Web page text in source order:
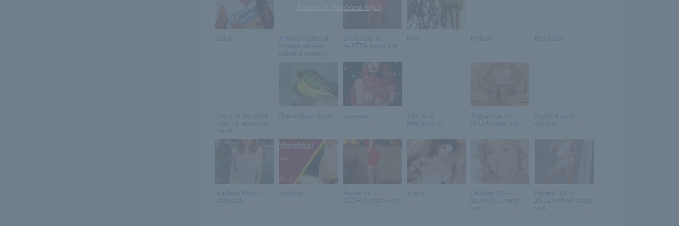
Leilani A Kincsvadászok
sztárjainak nem
kellett a koporsó ...
December 16. –
ALETTA napja van
Nina Melody Mia Sollis
„Harry rá fog jönni,
hogy túl messzire
ment&...
Romantikus Gyuri Jasmine Tetszik a
kemencém?
Augusztus 23. –
RÓZA napja van
Izgató a pulton
csinálni
Maitland Ward –
válogatás
Vadítóak Április 11. –
GLÓRIA napja van
Sunny Október 22. –
SZALÓME napja
van
Február 19. –
ZSUZSANNA napja
van
WordPress Popup